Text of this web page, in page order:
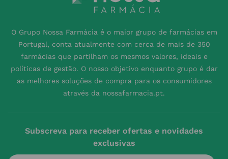
O Grupo Nossa Farmácia é o maior grupo de farmácias em
Portugal, conta atualmente com cerca de mais de 350
farmácias que partilham os mesmos valores, ideais e
políticas de gestão. O nosso objetivo enquanto grupo é dar
as melhores soluções de compra para os consumidores
através da nossafarmacia.pt.
Subscreva para receber ofertas e novidades
exclusivas